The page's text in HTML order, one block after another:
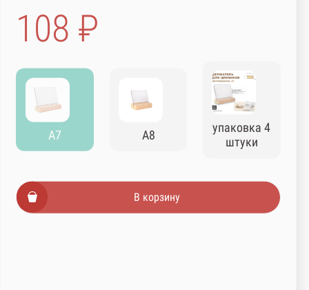
108 ₽
А7 А8
упаковка 4
штуки
В корзину